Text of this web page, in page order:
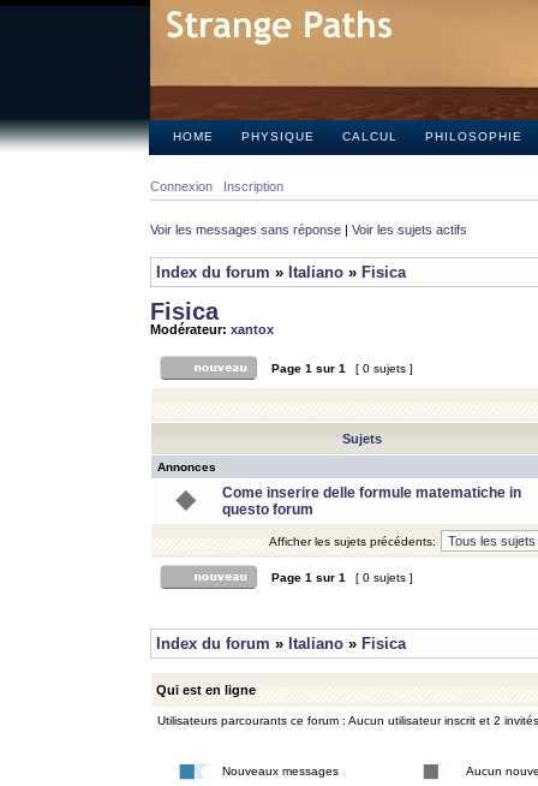
HOME PHYSIQUE CALCUL PHILOSOPHIE
Connexion Inscription
Voir les messages sans réponse | Voir les sujets actifs
Index du forum » Italiano » Fisica
Fisica
Modérateur: xantox
Page 1 sur 1 [ 0 sujets ]
Sujets
Annonces
Come inserire delle formule matematiche in
questo forum
Afficher les sujets précédents:
Page 1 sur 1 [ 0 sujets ]
Index du forum » Italiano » Fisica
Qui est en ligne
Utilisateurs parcourants ce forum : Aucun utilisateur inscrit et 2 invités
Nouveaux messages Aucun